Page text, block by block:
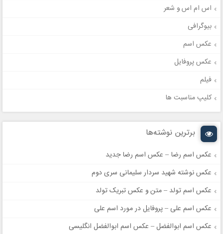
اس ام اس و شعر
بیوگرافی
عکس اسم
عکس پروفایل
فیلم
کلیپ مناسبت ها
برترین نوشته‌ها
عکس اسم رضا – عکس اسم رضا جدید
عکس نوشته شهید سردار سلیمانی سری دوم
عکس اسم تولد – متن و عکس تبریک تولد
عکس اسم علی – پروفایل در مورد اسم علی
عکس اسم ابوالفضل – عکس اسم ابوالفضل انگلیسی